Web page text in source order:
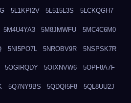
5L1KPI2V 5L515L3S 5LCKQGH7
5M4U4YA3 5M8JMWFU 5MC4C6M0
5NI5PO7L 5NROBV9R 5NSPSK7R
5OGIRQDY 5OIXNVW6 5OPF8A7F
5Q7NY9BS 5QDQI5F8 5QL8UU2J